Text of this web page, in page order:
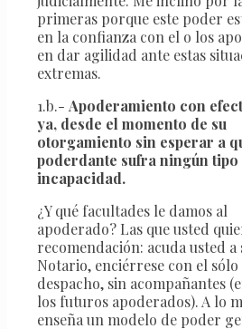
primeras porque este poder
en la confianza con el o los
en dar agilidad ante estas
extremas.
1.b.- Apoderamiento con
ya, desde el momento de su
otorgamiento sin esperar a
poderdante sufra ningún tipo
incapacidad.
¿Y qué facultades le damos al
apoderado? Las que usted
recomendación: acuda usted a
Notario, enciérrese con el sólo
despacho, sin acompañantes
los futuros apoderados). A lo
enseña un modelo de poder